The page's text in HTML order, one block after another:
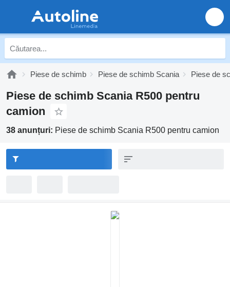
Piese de schimb Piese de schimb Scania Piese de
Piese de schimb Scania R500 pentru
camion
38 anunțuri: Piese de schimb Scania R500 pentru camion